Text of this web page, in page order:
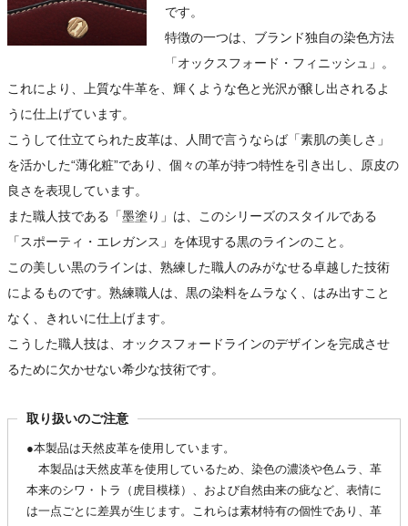
です。
特徴の一つは、ブランド独自の染色方法
「オックスフォード・フィニッシュ」。
これにより、上質な牛革を、輝くような色と光沢が醸し出されるよ
うに仕上げています。
こうして仕立てられた皮革は、人間で言うならば「素肌の美しさ」
を活かした“薄化粧”であり、個々の革が持つ特性を引き出し、原皮の
良さを表現しています。
また職人技である「墨塗り」は、このシリーズのスタイルである
「スポーティ・エレガンス」を体現する黒のラインのこと。
この美しい黒のラインは、熟練した職人のみがなせる卓越した技術
によるものです。熟練職人は、黒の染料をムラなく、はみ出すこと
なく、きれいに仕上げます。
こうした職人技は、オックスフォードラインのデザインを完成させ
るために欠かせない希少な技術です。
取り扱いのご注意
●本製品は天然皮革を使用しています。
本製品は天然皮革を使用しているため、染色の濃淡や色ムラ、革
本来のシワ・トラ（虎目模様）、および自然由来の疵など、表情に
は一点ごとに差異が生じます。これらは素材特有の個性であり、革